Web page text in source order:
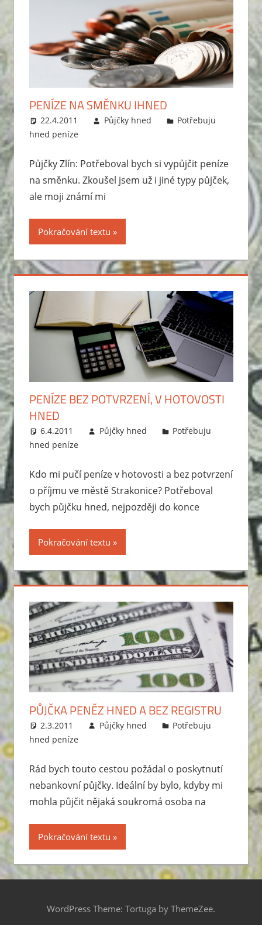
PENÍZE NA SMĚNKU IHNED
22.4.2011 Půjčky hned
Potřebuju
hned peníze
Půjčky Zlín: Potřeboval bych si vypůjčit peníze
na směnku. Zkoušel jsem už i jiné typy půjček,
ale moji známí mi
Pokračování textu
PENÍZE BEZ POTVRZENÍ, V HOTOVOSTI
HNED
6.4.2011 Půjčky hned
Potřebuju
hned peníze
Kdo mi pučí peníze v hotovosti a bez potvrzení
o příjmu ve městě Strakonice? Potřeboval
bych půjčku hned, nejpozději do konce
Pokračování textu
PŮJČKA PENĚZ HNED A BEZ REGISTRU
2.3.2011 Půjčky hned
Potřebuju
hned peníze
Rád bych touto cestou požádal o poskytnutí
nebankovní půjčky. Ideální by bylo, kdyby mi
mohla půjčit nějaká soukromá osoba na
Pokračování textu
WordPress Theme: Tortuga by ThemeZee.